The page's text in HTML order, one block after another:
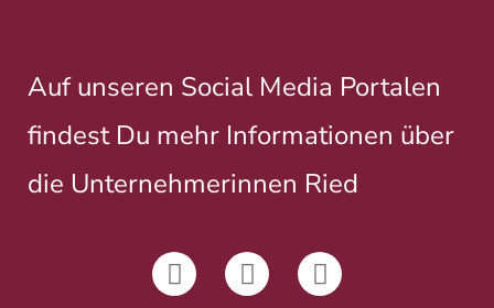
Auf unseren Social Media Portalen
findest Du mehr Informationen über
die Unternehmerinnen Ried